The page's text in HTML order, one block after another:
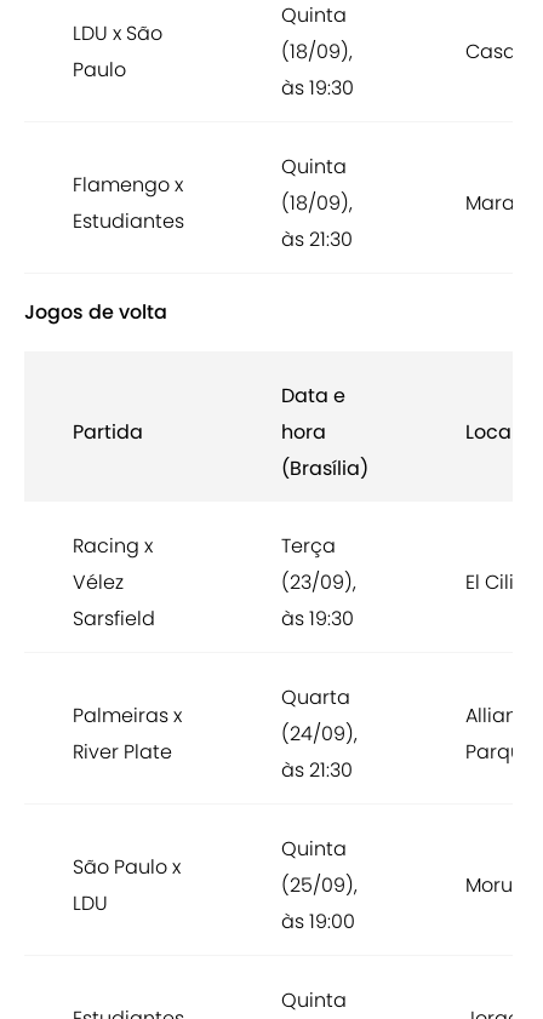
LDU x São
Paulo
Quinta
(18/09),
às 19:30
Flamengo x
Estudiantes
Quinta
(18/09),
às 21:30
Jogos de volta
Partida
Data e
hora
(Brasília)
Local
Racing x
Vélez
Sarsfield
Terça
(23/09),
às 19:30
El
Palmeiras x
River Plate
Quarta
(24/09),
às 21:30
Allianz
Parque
São Paulo x
LDU
Quinta
(25/09),
às 19:00
Quinta